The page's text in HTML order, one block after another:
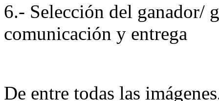
6.- Selección del ganador/
comunicación y entrega
De entre todas las